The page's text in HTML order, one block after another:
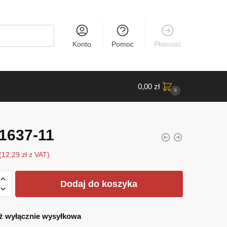
Konto Pomoc Płatność
0,00 zł 0
11
12,29 złz VAT)
Dodaj do koszyka
wyłącznie wysyłkowa